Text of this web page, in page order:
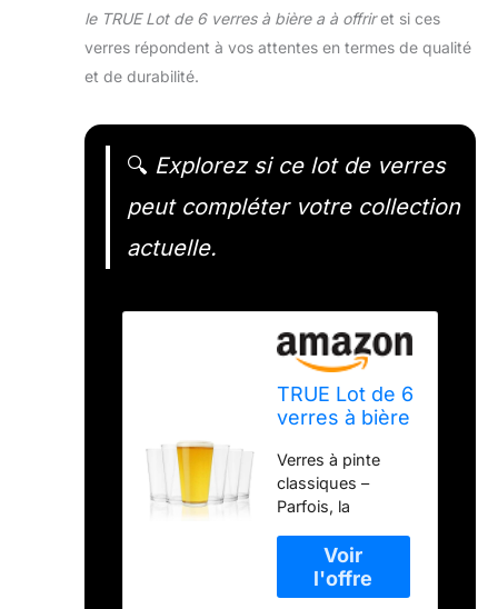
le TRUE Lot de 6 verres à bière a à offriret si ces
verres répondent à vos attentes en termes de qualité
et de durabilité.
🔍 Explorez si ce lot de verres
peut compléter votre collection
actuelle.
TRUE Lot de 6
verres à bière
lave-vaisselle
- 473 ml -
Transparent
Verres à pinte
classiques –
Parfois, la
préférable. Nos
verres à bière ont
une silhouette